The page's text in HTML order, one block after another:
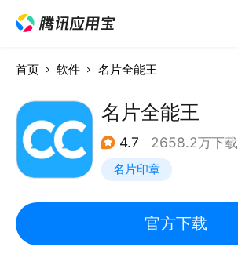
首页 软件 名片全能王
名片全能王
4.7 2658.2万下载
名片印章
官方下载